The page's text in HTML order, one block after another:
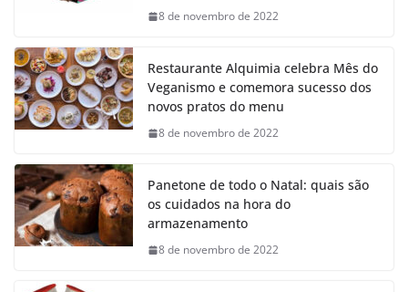
8 de novembro de 2022
Restaurante Alquimia celebra Mês do
Veganismo e comemora sucesso dos
novos pratos do menu
8 de novembro de 2022
Panetone de todo o Natal: quais são
os cuidados na hora do
armazenamento
8 de novembro de 2022